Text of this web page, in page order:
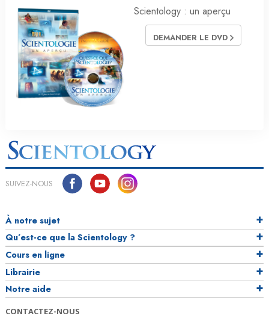
Scientology : un aperçu
DEMANDER LE DVD
SUIVEZ-NOUS
À notre sujet
Qu’est-ce que la Scientology ?
Cours en ligne
Librairie
Notre aide
CONTACTEZ-NOUS